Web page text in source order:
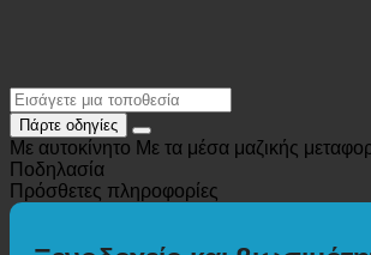
Πάρτε οδηγίες
Με αυτοκίνητο Με τα μέσα μαζικής
Ποδηλασία